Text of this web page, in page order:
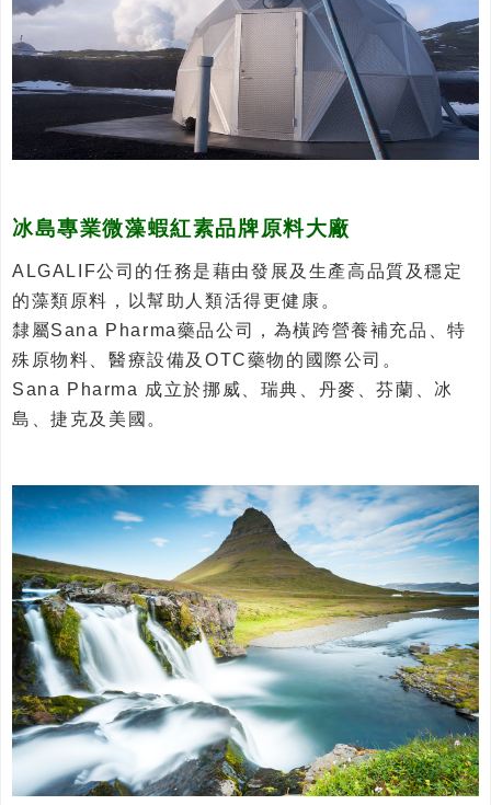
冰島專業微藻蝦紅素品牌原料大廠
ALGALIF公司的任務是藉由發展及生產高品質及穩定
的藻類原料，以幫助人類活得更健康。
隸屬Sana Pharma藥品公司，為橫跨營養補充品、特
殊原物料、醫療設備及OTC藥物的國際公司。
Sana Pharma 成立於挪威、瑞典、丹麥、芬蘭、冰
島、捷克及美國。